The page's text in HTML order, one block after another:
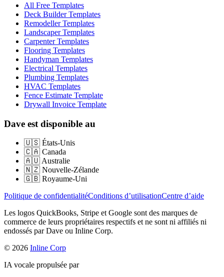
All Free Templates
Deck Builder Templates
Remodeller Templates
Landscaper Templates
Carpenter Templates
Flooring Templates
Handyman Templates
Electrical Templates
Plumbing Templates
HVAC Templates
Fence Estimate Template
Drywall Invoice Template
Dave est disponible au
🇺🇸 États-Unis
🇨🇦 Canada
🇦🇺 Australie
🇳🇿 Nouvelle-Zélande
🇬🇧 Royaume-Uni
Politique de confidentialitéConditions d’utilisationCentre d’aide
Les logos QuickBooks, Stripe et Google sont des marques de
commerce de leurs propriétaires respectifs et ne sont ni affiliés ni
endossés par Dave ou Inline Corp.
© 2026 Inline Corp
IA vocale propulsée par